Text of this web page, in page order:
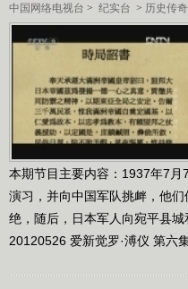
中国网络电视台 > 纪实台 > 历史传奇
本期节目主要内容：1937年7
演习，并向中国军队挑衅，他
绝，随后，日本军人向宛平县
20120526 爱新觉罗·溥仪 第六